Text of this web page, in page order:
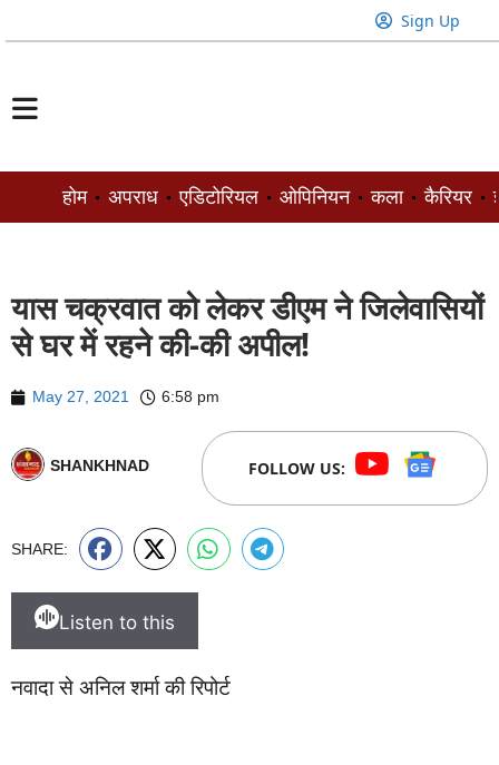
Sign Up
होम अपराध एडिटोरियल ओपिनियन कला कैरियर
यास चक्रवात को लेकर डीएम ने जिलेवासियों
से घर में रहने की-की अपील!
May 27, 2021 6:58 pm
SHANKHNAD FOLLOW US:
SHARE:
Listen to this
नवादा से अनिल शर्मा की रिपोर्ट